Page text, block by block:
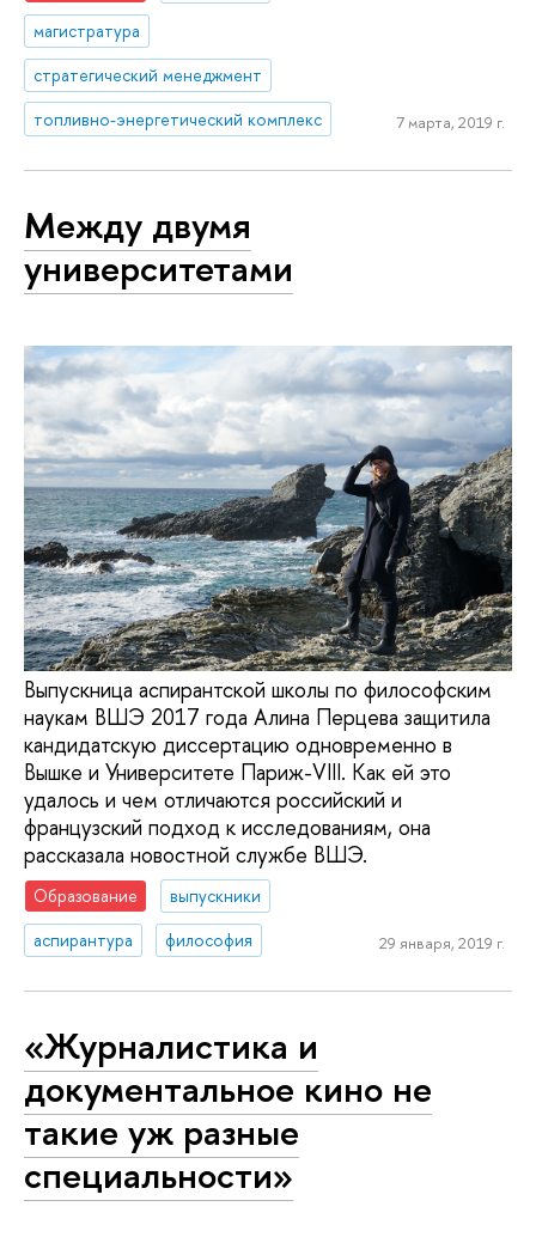
магистратура
стратегический менеджмент
топливно-энергетический комплекс
7 марта, 2019 г.
Между двумя
университетами
Выпускница аспирантской школы по философским
наукам ВШЭ 2017 года Алина Перцева защитила
кандидатскую диссертацию одновременно в
Вышке и Университете Париж-VIII. Как ей это
удалось и чем отличаются российский и
французский подход к исследованиям, она
рассказала новостной службе ВШЭ.
Образование
выпускники
аспирантура
философия 29 января, 2019 г.
«Журналистика и
документальное кино не
такие уж разные
специальности»